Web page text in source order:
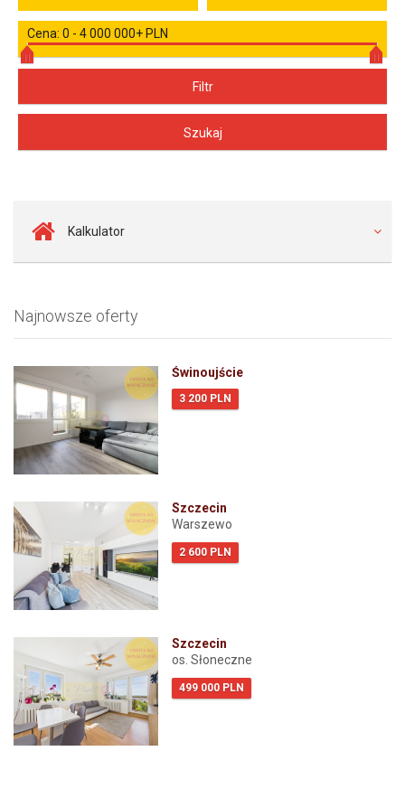
Cena: 0 - 4 000 000+ PLN
Kalkulator
Najnowsze oferty
Świnoujście
3 200 PLN
Szczecin
Warszewo
2 600 PLN
Szczecin
os. Słoneczne
499 000 PLN